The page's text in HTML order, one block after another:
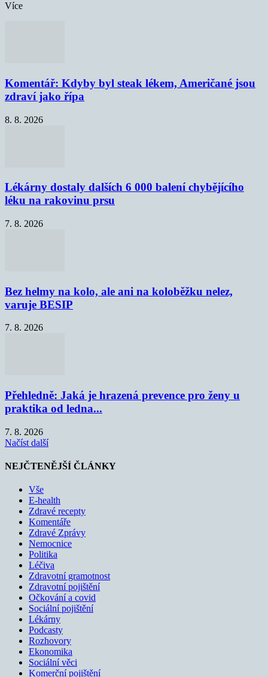
Více
Komentář: Kdyby byl steak lékem, Američané jsou
zdraví jako řípa
8. 8. 2026
Lékárny dostaly dalších 6 000 balení chybějícího
léku na rakovinu prsu
7. 8. 2026
Bez helmy na kolo, ale ani na koloběžku nelez,
varuje BESIP
7. 8. 2026
Přehledně: Jaká je hrazená prevence pro ženy u
praktika od ledna...
7. 8. 2026
Načíst další
NEJČTENĚJŠÍ ČLÁNKY
Vše
E-health
Zdravé recepty
Komentáře
Zdravé Zprávy
Nemocnice
Politika
Léčiva
Zdravotní gramotnost
Zdravotní pojištění
Očkování a covid
Sociální pojištění
Lékárny
Podcasty
Rozhovory
Ekonomika
Sociální věci
Komerční pojištění